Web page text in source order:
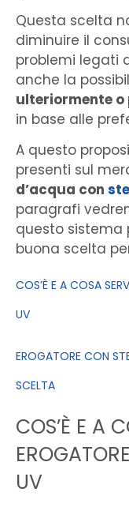
Questa scelta
diminuire il
problemi legati
anche la
ulteriormente o
in base alle
A questo
presenti sul
d’acqua con
paragrafi
questo sistema
buona scelta
COS’È E A COSA
UV
EROGATORE CON
SCELTA
COS’È E A
UV